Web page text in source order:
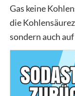
Gas keine
die
sondern auch